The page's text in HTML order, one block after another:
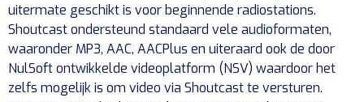
uitermate geschikt is voor beginnende radiostations.
Shoutcast ondersteund standaard vele audioformaten,
waaronder MP3, AAC, AACPlus en uiteraard ook de door
NulSoft ontwikkelde videoplatform (NSV) waardoor het
zelfs mogelijk is om video via Shoutcast te versturen.